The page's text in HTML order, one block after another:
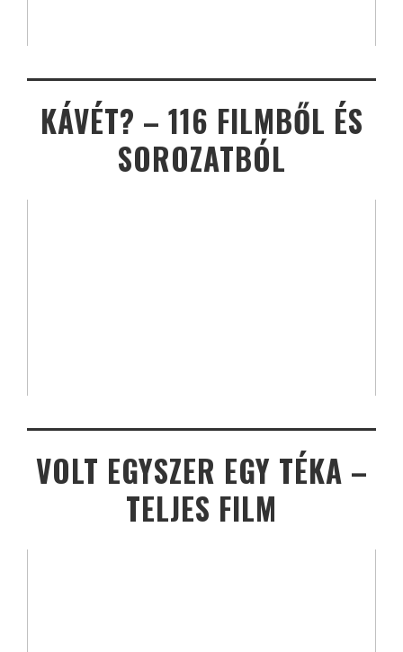
KÁVÉT? – 116 FILMBŐL ÉS
SOROZATBÓL
VOLT EGYSZER EGY TÉKA –
TELJES FILM